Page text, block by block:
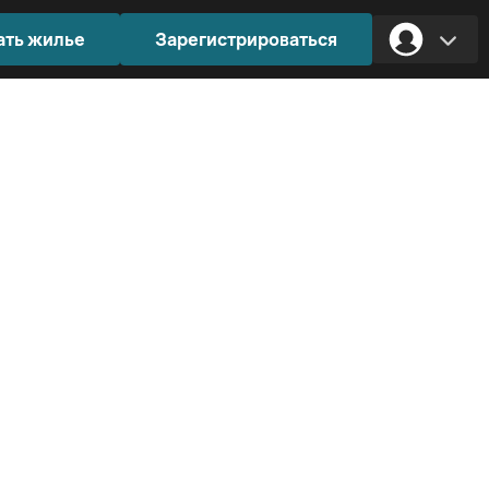
жилье Зарегистрироваться